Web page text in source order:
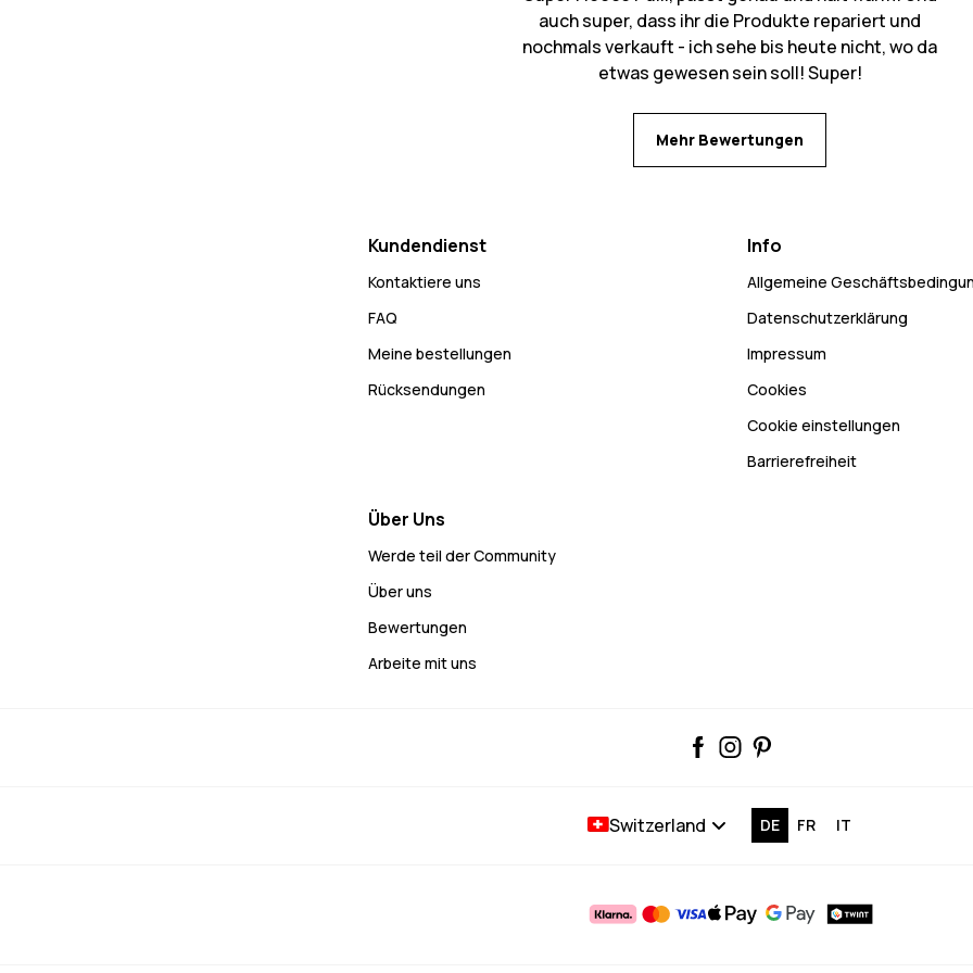
auch super, dass ihr die Produkte repariert und
nochmals verkauft - ich sehe bis heute nicht, wo da
etwas gewesen sein soll! Super!
Mehr Bewertungen
Kundendienst
Kontaktiere uns
FAQ
Meine bestellungen
Rücksendungen
Info
Allgemeine
Datenschutzerklärung
Impressum
Cookies
Cookie einstellungen
Barrierefreiheit
Über Uns
Werde teil der Community
Über uns
Bewertungen
Arbeite mit uns
DE FR IT
Switzerland